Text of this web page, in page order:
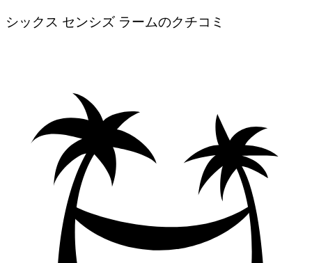
シックス センシズ ラームのクチコミ